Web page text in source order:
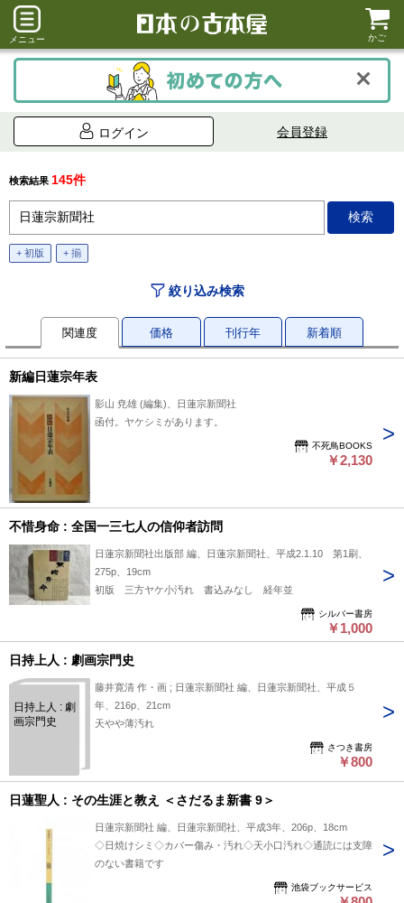
メニュー かご
ログイン 会員登録
検索結果 145件
+ 初版 + 揃
絞り込み検索
関連度 価格 刊行年 新着順
新編日蓮宗年表
影山 尭雄 (編集)、日蓮宗新聞社
函付。ヤケシミがあります。
不死鳥BOOKS
￥2,130
不惜身命 : 全国一三七人の信仰者訪問
日蓮宗新聞社出版部 編、日蓮宗新聞社、平成2.1.10 第1刷、
275p、19cm
初版 三方ヤケ小汚れ 書込みなし 経年並
シルバー書房
￥1,000
日持上人 : 劇画宗門史
日持上人 : 劇
画宗門史
藤井寛清 作・画 ; 日蓮宗新聞社 編、日蓮宗新聞社、平成５
年、216p、21cm
天やや薄汚れ
さつき書房
￥800
日蓮聖人 : その生涯と教え ＜さだるま新書 9＞
日蓮宗新聞社 編、日蓮宗新聞社、平成3年、206p、18cm
◇日焼けシミ◇カバー傷み・汚れ◇天小口汚れ◇通読には支障
のない書籍です
池袋ブックサービス